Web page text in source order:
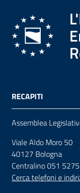
eventi
Partecipazione
Approfondimenti
Contatti
RECAPITI
Assemblea
Viale Aldo Moro 50
40127 Bologna
Centralino 051
Cerca telefoni e